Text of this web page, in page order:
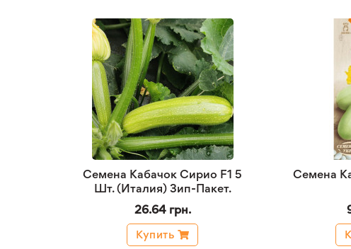
Семена Кабачок Сирио F1 5
Шт. (Италия) Зип-Пакет.
26.64 грн.
Купить
Семена